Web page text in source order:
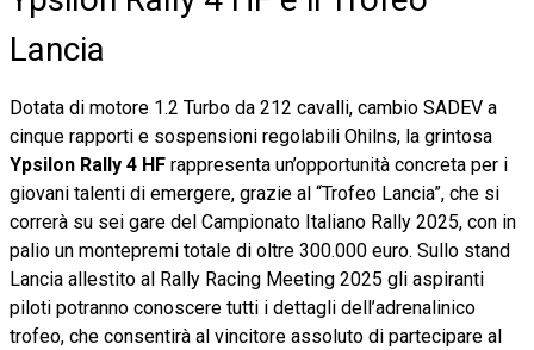
Lancia
Dotata di motore 1.2 Turbo da 212 cavalli, cambio SADEV a
cinque rapporti e sospensioni regolabili Ohilns, la grintosa
Ypsilon Rally 4 HF rappresenta un’opportunità concreta per i
giovani talenti di emergere, grazie al “Trofeo Lancia”, che si
correrà su sei gare del Campionato Italiano Rally 2025, con in
palio un montepremi totale di oltre 300.000 euro. Sullo stand
Lancia allestito al Rally Racing Meeting 2025 gli aspiranti
piloti potranno conoscere tutti i dettagli dell’adrenalinico
trofeo, che consentirà al vincitore assoluto di partecipare al